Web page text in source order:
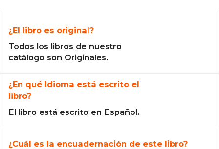
¿El libro es original?
Todos los libros de nuestro
catálogo son Originales.
¿En qué Idioma está escrito el
libro?
El libro está escrito en Español.
¿Cuál es la encuadernación de este libro?